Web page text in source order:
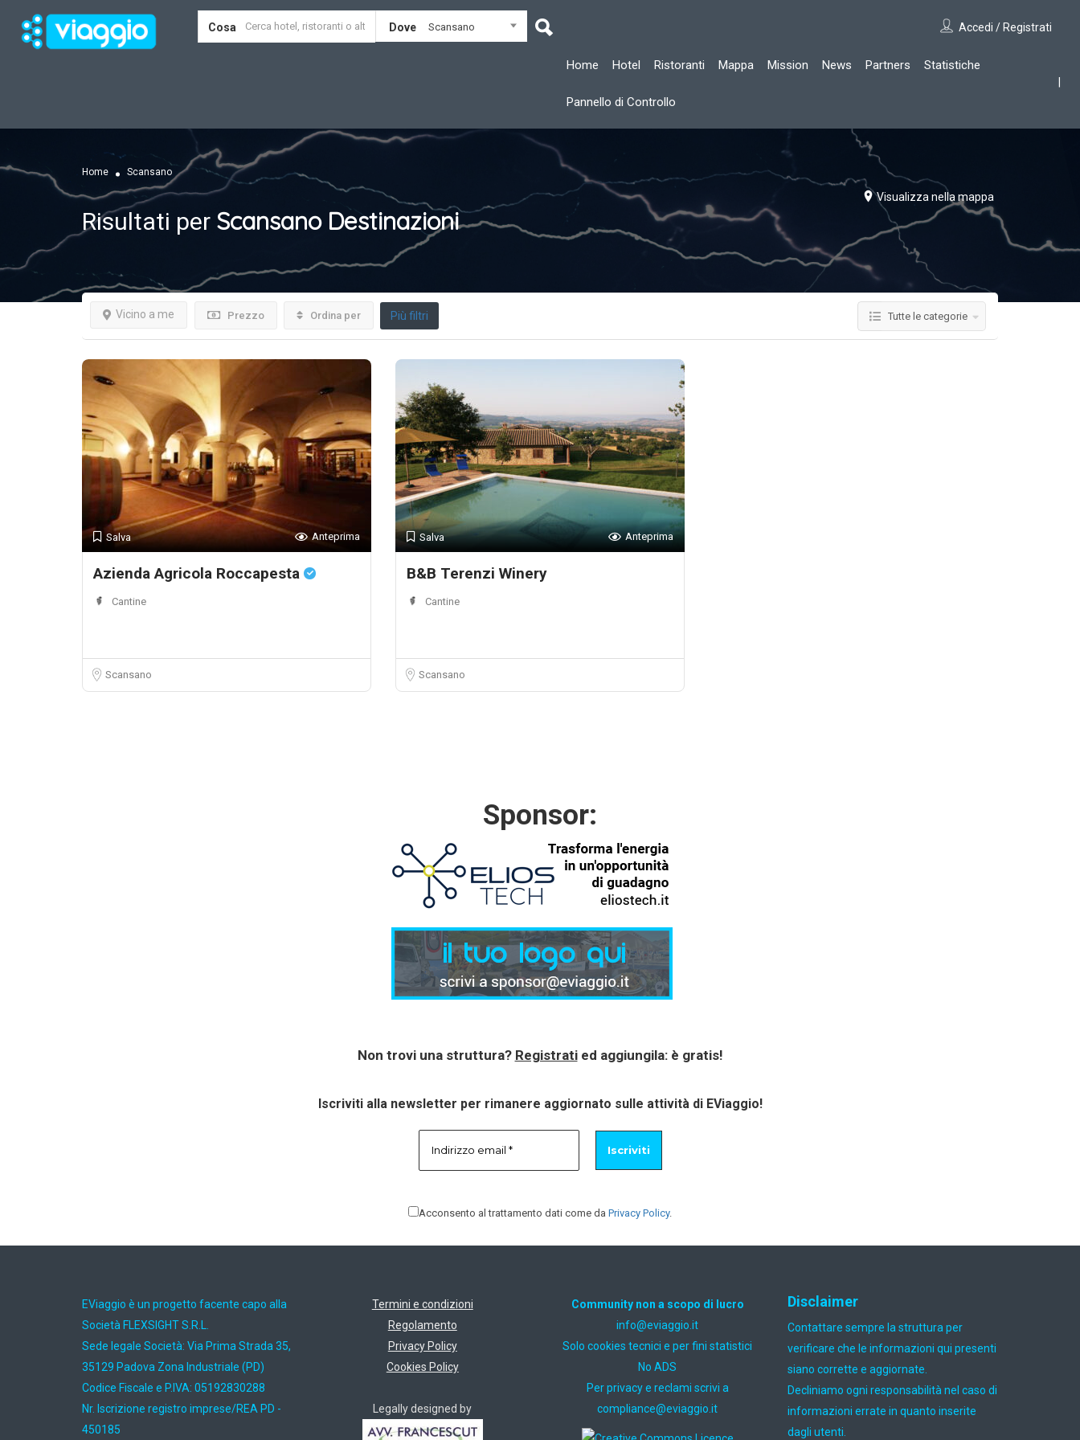
Cosa Dove Scansano Accedi / Registrati
Home Hotel Ristoranti Mappa Mission News Partners Statistiche
Pannello di Controllo
Home Scansano
Visualizza nella mappa
Risultati per Scansano Destinazioni
Prezzo
Vicino a me Ordina per Più filtri Tutte le categorie
Salva Anteprima
Azienda Agricola Roccapesta
Cantine
Scansano
Salva Anteprima
B&B Terenzi Winery
Cantine
Scansano
Sponsor:
Non trovi una struttura? Registratied aggiungila: è gratis!
Iscriviti alla newsletter per rimanere aggiornato sulle attività di EViaggio!
Acconsento al trattamento dati come da Privacy Policy.
EViaggio è un progetto facente capo alla
Società FLEXSIGHT S.R.L.
Sede legale Società: Via Prima Strada 35,
35129 Padova Zona Industriale (PD)
Codice Fiscale e P.IVA: 05192830288
Nr. Iscrizione registro imprese/REA PD -
450185
Termini e condizioni
Regolamento
Privacy Policy
Cookies Policy
Legally designed by
Community non a scopo di lucro
ti.oiggaive@ofni
Solo cookies tecnici e per fini statistici
No ADS
Per privacy e reclami scrivi a
ti.oiggaive@ecnailpmoc
Disclaimer
Contattare sempre la struttura per
verificare che le informazioni qui presenti
siano corrette e aggiornate.
Decliniamo ogni responsabilità nel caso di
informazioni errate in quanto inserite
dagli utenti.